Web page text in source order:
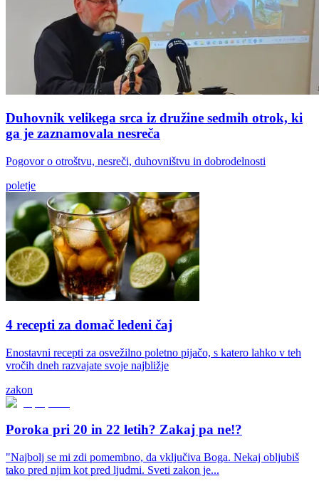
Duhovnik velikega srca iz družine sedmih otrok, ki
ga je zaznamovala nesreča
Pogovor o otroštvu, nesreči, duhovništvu in dobrodelnosti
poletje
4 recepti za domač ledeni čaj
Enostavni recepti za osvežilno poletno pijačo, s katero lahko v teh
vročih dneh razvajate svoje najbližje
zakon
Poroka pri 20 in 22 letih? Zakaj pa ne!?
"Najbolj se mi zdi pomembno, da vključiva Boga. Nekaj obljubiš
tako pred njim kot pred ljudmi. Sveti zakon je...